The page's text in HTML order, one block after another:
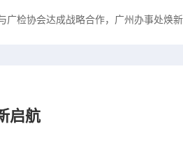
检协会达成战略合作，广州办事处焕
启航